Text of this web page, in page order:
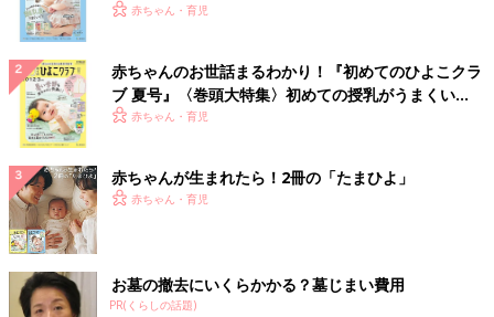
子育ての始まり
娘はミルク（人工乳）で育てています。妻は、出産のときに病院
で母乳トレーニングを受けましたが十分に出る感じではありませ
んでした。育児に関して書かれたものを読むと母乳、ミルクそれ
ぞれについてさまざまな見解があります。
「絶対に」とかたくなに考えると前に進めないので、“私たち夫
婦のやり方”をつくっていこうと話しました。それでも専門家の
意見は聞こうとドクターや助産師にアドバイスを求めました。そ
して私たち夫婦の考え方として「出ないものはしかたない、ほか
のやり方にしよう」と決断したのです。
いっぱい！
赤ちゃん・育児
赤ちゃんのお世話まるわかり！『初めてのひよこクラ
ブ 夏号』〈巻頭大特集〉初めての授乳がうまくい
く！ おっぱい・ミルクの基本と夏のトラブル 解決テ
赤ちゃん・育児
赤ちゃんが生まれたら！2冊の「たまひよ」
赤ちゃん・育児
お墓の撤去にいくらかかる？墓じまい費用
PR(くらしの話題)